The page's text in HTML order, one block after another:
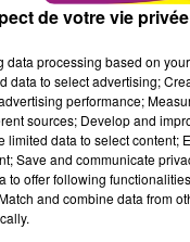
de votre vie
data processing based on
data to select advertising;
performance;
sources; Develop and
data to select content;
Save and communicate
to offer following
and combine data from